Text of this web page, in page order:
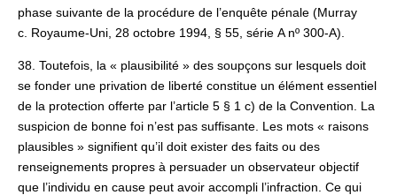
phase suivante de la procédure de l’enquête pénale (Murray
c. Royaume-Uni, 28 octobre 1994, § 55, série A nº 300‑A).
38. Toutefois, la « plausibilité » des soupçons sur lesquels doit
se fonder une privation de liberté constitue un élément essentiel
de la protection offerte par l’article 5 § 1 c) de la Convention. La
suspicion de bonne foi n’est pas suffisante. Les mots « raisons
plausibles » signifient qu’il doit exister des faits ou des
renseignements propres à persuader un observateur objectif
que l’individu en cause peut avoir accompli l’infraction. Ce qui